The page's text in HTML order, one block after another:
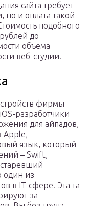
сайта требует
но и оплата такой
подобного
до
объема
веб-студии.
фирмы
разработчики
для айпадов,
Apple,
язык, который
– Swift,
один из
в IT-сфере. Эта та
за